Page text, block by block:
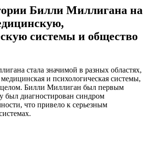
Билли Миллигана на
системы и общество
стала значимой в разных областях,
медицинская и психологическая системы,
целом. Билли Миллиган был первым
был диагностирован синдром
что привело к серьезным